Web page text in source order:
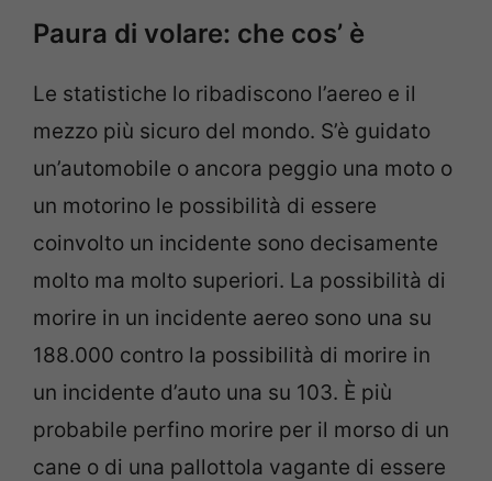
Paura di volare: che cos’ è
Le statistiche lo ribadiscono l’aereo e il
mezzo più sicuro del mondo. S’è guidato
un’automobile o ancora peggio una moto o
un motorino le possibilità di essere
coinvolto un incidente sono decisamente
molto ma molto superiori. La possibilità di
morire in un incidente aereo sono una su
188.000 contro la possibilità di morire in
un incidente d’auto una su 103. È più
probabile perfino morire per il morso di un
cane o di una pallottola vagante di essere